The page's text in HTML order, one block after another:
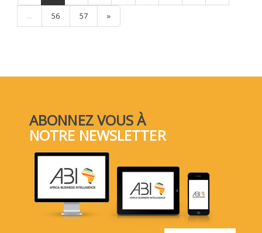
... 56 57 »
ABONNEZ VOUS À
NOTRE NEWSLETTER